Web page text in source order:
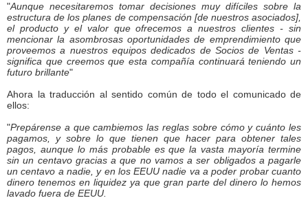
"Aunque necesitaremos tomar decisiones muy difíciles sobre la
estructura de los planes de compensación [de nuestros asociados],
el producto y el valor que ofrecemos a nuestros clientes - sin
mencionar la asombrosas oportunidades de emprendimiento que
proveemos a nuestros equipos dedicados de Socios de Ventas -
significa que creemos que esta compañía continuará teniendo un
futuro brillante"
Ahora la traducción al sentido común de todo el comunicado de
ellos:
"Prepárense a que cambiemos las reglas sobre cómo y cuánto les
pagamos, y sobre lo que tienen que hacer para obtener tales
pagos, aunque lo más probable es que la vasta mayoría termine
sin un centavo gracias a que no vamos a ser obligados a pagarle
un centavo a nadie, y en los EEUU nadie va a poder probar cuanto
dinero tenemos en liquidez ya que gran parte del dinero lo hemos
lavado fuera de EEUU.